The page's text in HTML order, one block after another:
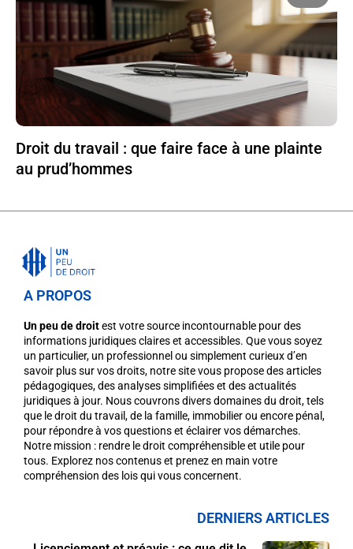
Droit du travail : que faire face à une plainte
au prud’hommes
A PROPOS
Un peu de droitest votre source incontournable pour des
informations juridiques claires et accessibles. Que vous soyez
un particulier, un professionnel ou simplement curieux d’en
savoir plus sur vos droits, notre site vous propose des articles
pédagogiques, des analyses simplifiées et des actualités
juridiques à jour. Nous couvrons divers domaines du droit, tels
que le droit du travail, de la famille, immobilier ou encore pénal,
pour répondre à vos questions et éclairer vos démarches.
Notre mission : rendre le droit compréhensible et utile pour
tous. Explorez nos contenus et prenez en main votre
compréhension des lois qui vous concernent.
DERNIERS ARTICLES